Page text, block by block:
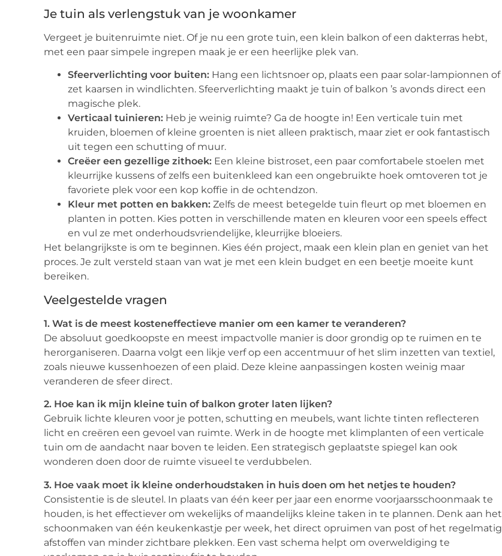
Je tuin als verlengstuk van je woonkamer
Vergeet je buitenruimte niet. Of je nu een grote tuin, een klein balkon of een dakterras hebt,
met een paar simpele ingrepen maak je er een heerlijke plek van.
Sfeerverlichting voor buiten: Hang een lichtsnoer op, plaats een paar solar-lampionnen of
zet kaarsen in windlichten. Sfeerverlichting maakt je tuin of balkon ’s avonds direct een
magische plek.
Verticaal tuinieren: Heb je weinig ruimte? Ga de hoogte in! Een verticale tuin met
kruiden, bloemen of kleine groenten is niet alleen praktisch, maar ziet er ook fantastisch
uit tegen een schutting of muur.
Creëer een gezellige zithoek: Een kleine bistroset, een paar comfortabele stoelen met
kleurrijke kussens of zelfs een buitenkleed kan een ongebruikte hoek omtoveren tot je
favoriete plek voor een kop koffie in de ochtendzon.
Kleur met potten en bakken: Zelfs de meest betegelde tuin fleurt op met bloemen en
planten in potten. Kies potten in verschillende maten en kleuren voor een speels effect
en vul ze met onderhoudsvriendelijke, kleurrijke bloeiers.
Het belangrijkste is om te beginnen. Kies één project, maak een klein plan en geniet van het
proces. Je zult versteld staan van wat je met een klein budget en een beetje moeite kunt
bereiken.
Veelgestelde vragen
1. Wat is de meest kosteneffectieve manier om een kamer te veranderen?
De absoluut goedkoopste en meest impactvolle manier is door grondig op te ruimen en te
herorganiseren. Daarna volgt een likje verf op een accentmuur of het slim inzetten van textiel,
zoals nieuwe kussenhoezen of een plaid. Deze kleine aanpassingen kosten weinig maar
veranderen de sfeer direct.
2. Hoe kan ik mijn kleine tuin of balkon groter laten lijken?
Gebruik lichte kleuren voor je potten, schutting en meubels, want lichte tinten reflecteren
licht en creëren een gevoel van ruimte. Werk in de hoogte met klimplanten of een verticale
tuin om de aandacht naar boven te leiden. Een strategisch geplaatste spiegel kan ook
wonderen doen door de ruimte visueel te verdubbelen.
3. Hoe vaak moet ik kleine onderhoudstaken in huis doen om het netjes te houden?
Consistentie is de sleutel. In plaats van één keer per jaar een enorme voorjaarsschoonmaak te
houden, is het effectiever om wekelijks of maandelijks kleine taken in te plannen. Denk aan het
schoonmaken van één keukenkastje per week, het direct opruimen van post of het regelmatig
afstoffen van minder zichtbare plekken. Een vast schema helpt om overweldiging te